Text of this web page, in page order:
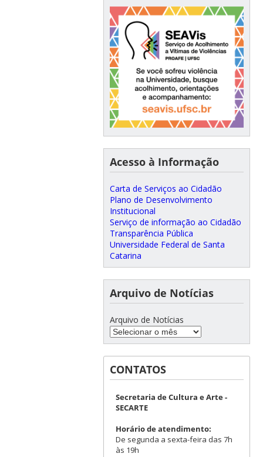
Acesso à Informação
Carta de Serviços ao Cidadão
Plano de Desenvolvimento
Institucional
Serviço de informação ao Cidadão
Transparência Pública
Universidade Federal de Santa
Catarina
Arquivo de Notícias
Arquivo de Notícias
CONTATOS
Secretaria de Cultura e Arte -
SECARTE
Horário de atendimento:
De segunda a sexta-feira das 7h
às 19h